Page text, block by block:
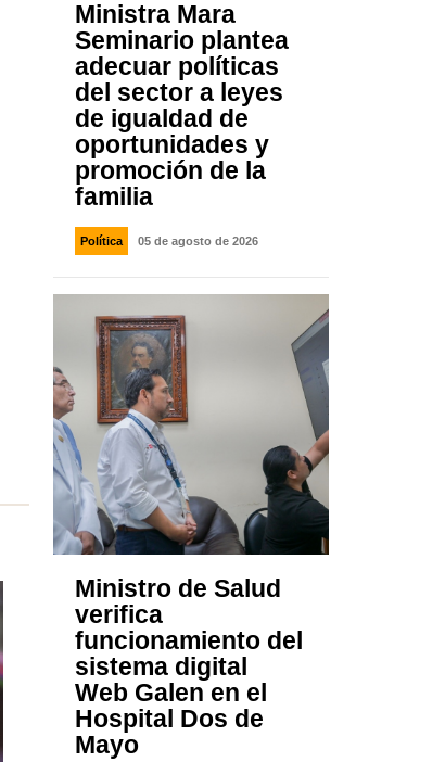
Ministra Mara
Seminario plantea
adecuar políticas
del sector a leyes
de igualdad de
oportunidades y
promoción de la
familia
Política 05 de agosto de 2026
Ministro de Salud
verifica
funcionamiento del
sistema digital
Web Galen en el
Hospital Dos de
Mayo